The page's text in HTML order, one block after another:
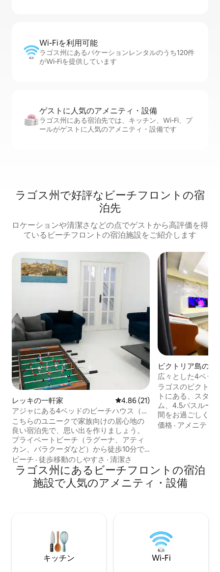
Wi-Fiを利⁠用⁠可⁠能
ラゴス州にあるバケーションレンタルのうち120件
がWi-Fiを提供しています
ゲストに人⁠気⁠のア⁠メ⁠ニ⁠テ⁠ィ・設⁠備
ラゴス州にある宿泊先では、キッチン、Wi-Fi、プ
ールがゲストに人気のアメニティ・設備です
ラゴス州で好評なビーチフロントの宿
泊先
ロケーションや清潔さなどの点でゲストから高評価を得
ているビーチフロントの宿泊施設をご紹介します
レッキの一軒家 レビュー21件、5つ星中4.86つ
4.86 (21)
アジャにある4ベッドのビーチハウス（24
時間年中無休の電気）
こちらのユニークで家族向けの居心地の
良い宿泊先で、思い出を作りましょう。
プライベートビーチ（ラグーナ、アティ
カン、バラクーダなど）から徒歩10分で
す。私はこの家をとても気に入っていま
す。ご家族やお友達と一緒に、この家を
まるごとお楽しみください。 こちらで
は、次のような快適な滞在をお楽しみい
ム 無料駐車場 設備・器具のそろったキッ
チン この物件は24時間セキュリティがあ
り、穏やかで静かです。楽しい滞在を！
ビーチ · 徒歩移動のしやすさ · 清潔さ
ビクトリア島のマ
パート
広々とした4ベッ
ト プライムビク
ラゴスのビクトリ
トにある、スタ
ム、4.5バスルー
間をお過ごしくだ
エアコン、Wi-Fi
ています。各寝室
あり、快適さと
ます。ラゴスで
価格 · アメニティ
ラゴス州にあるビーチフロントの宿泊
施設で人気のアメニティ・設備
キッチン Wi-Fi